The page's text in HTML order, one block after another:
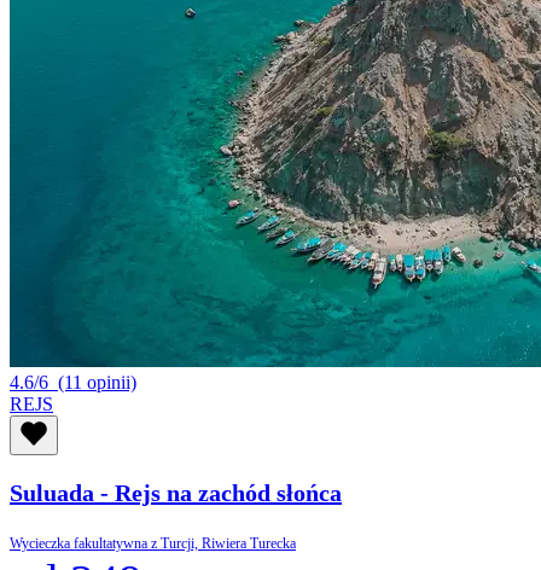
4.6/6 (11 opinii)
REJS
Suluada - Rejs na zachód słońca
Wycieczka fakultatywna z Turcji, Riwiera Turecka